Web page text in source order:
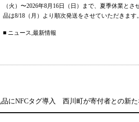
（火）〜2026年8月16日（日）まで、夏季休業と
品は8/18（月）より順次発送をさせていただきま
■ ニュース,最新情報
品にNFCタグ導入 西川町が寄付者との新